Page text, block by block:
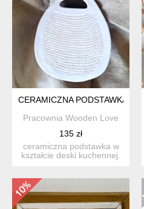
CERAMICZNA PODSTAWKA
Pracownia Wooden Love
135 zł
ceramiczna podstawka w
kształcie deski kuchennej.